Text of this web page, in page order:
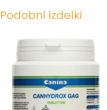
Podobni izdelki